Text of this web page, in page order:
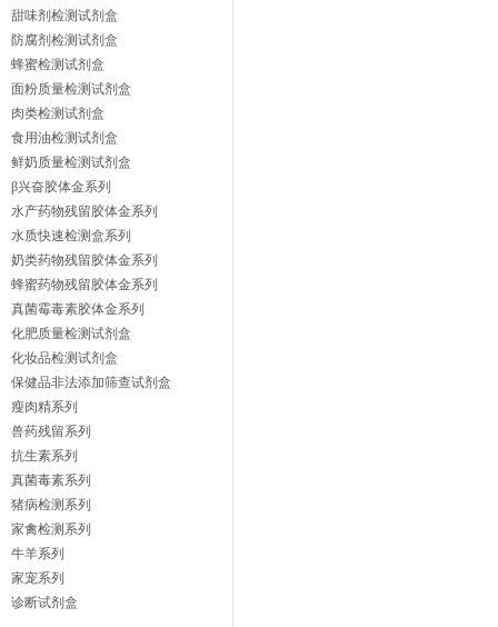
甜味剂检测试剂盒
防腐剂检测试剂盒
蜂蜜检测试剂盒
面粉质量检测试剂盒
肉类检测试剂盒
食用油检测试剂盒
鲜奶质量检测试剂盒
β兴奋胶体金系列
水产药物残留胶体金系列
水质快速检测盒系列
奶类药物残留胶体金系列
蜂蜜药物残留胶体金系列
真菌霉毒素胶体金系列
化肥质量检测试剂盒
化妆品检测试剂盒
保健品非法添加筛查试剂盒
瘦肉精系列
兽药残留系列
抗生素系列
真菌毒素系列
猪病检测系列
家禽检测系列
牛羊系列
家宠系列
诊断试剂盒